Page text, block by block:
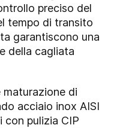
preciso del
tempo di transito
garantiscono una
della cagliata
di
acciaio inox AISI
con pulizia CIP